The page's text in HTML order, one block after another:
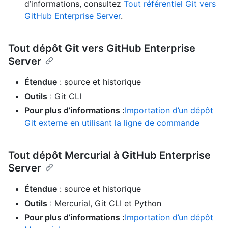
d’informations, consultez Tout référentiel Git vers
GitHub Enterprise Server.
Tout dépôt Git vers GitHub Enterprise
Server
Étendue : source et historique
Outils : Git CLI
Pour plus d’informations :Importation d’un dépôt
Git externe en utilisant la ligne de commande
Tout dépôt Mercurial à GitHub Enterprise
Server
Étendue : source et historique
Outils : Mercurial, Git CLI et Python
Pour plus d’informations :Importation d’un dépôt